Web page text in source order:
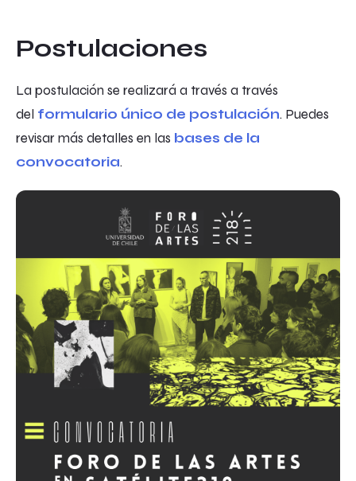
Postulaciones
La postulación se realizará a través a través
del formulario único de postulación. Puedes
revisar más detalles en las bases de la
convocatoria.